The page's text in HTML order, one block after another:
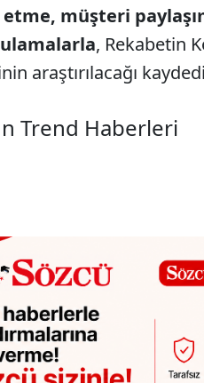
müşteri
, Rekabetin
araştırılacağı
Trend Haberleri
/ 08:15